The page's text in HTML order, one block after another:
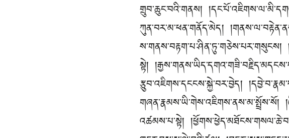
གྲུབ་ཆུང་བའི་གནས།
ཀུན་བར་མ་ཕན་གནོད་མེད།
ས་གནས་བརྟག་པ་ཤིན་ཏུ་གཅེས་པར་གསུངས།
སྟེ།
རྩུབ་འཇིགས་དངངས་སྐྱེ་བར་བྱེད།
གཞན་རྣམས་ཡི་གེས་འཇིགས་ནས་མ་སྤྲོས་སོ།
འཚམས་པ་སྟེ།